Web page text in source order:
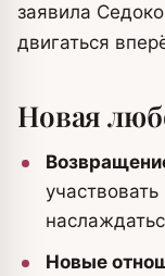
заявила
двигаться
Новая
Новые